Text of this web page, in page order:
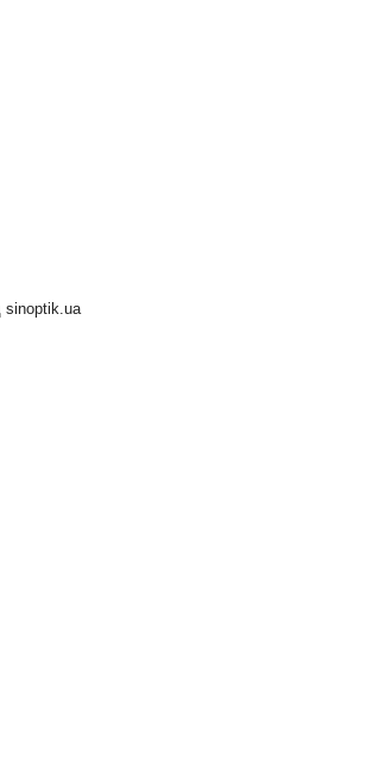
sinoptik.ua